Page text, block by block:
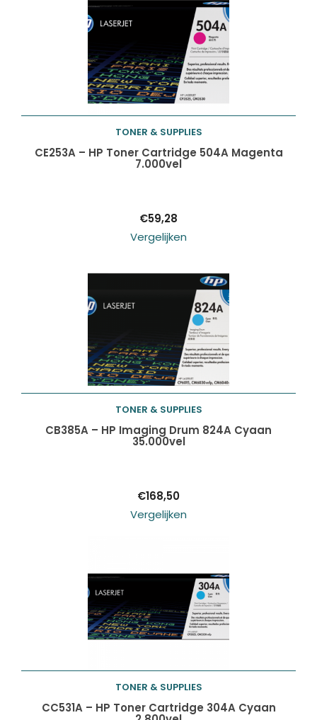
Toevoegen aan
TONER & SUPPLIES
CE253A – HP Toner Cartridge 504A Magenta
7.000vel
€59,28
Vergelijken
Toevoegen aan
TONER & SUPPLIES
CB385A – HP Imaging Drum 824A Cyaan
35.000vel
€168,50
Vergelijken
Toevoegen aan
TONER & SUPPLIES
CC531A – HP Toner Cartridge 304A Cyaan